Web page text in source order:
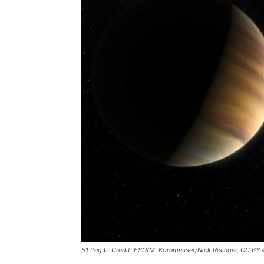
51 Peg b. Credit: ESO/M. Kornmesser/Nick Risinger, CC BY